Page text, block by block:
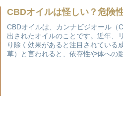
CBDオイルは怪しい？危険
CBDオイルは、カンナビジオール（
出されたオイルのことです。近年、
り除く効果があると注目されている
草）と言われると、依存性や体への